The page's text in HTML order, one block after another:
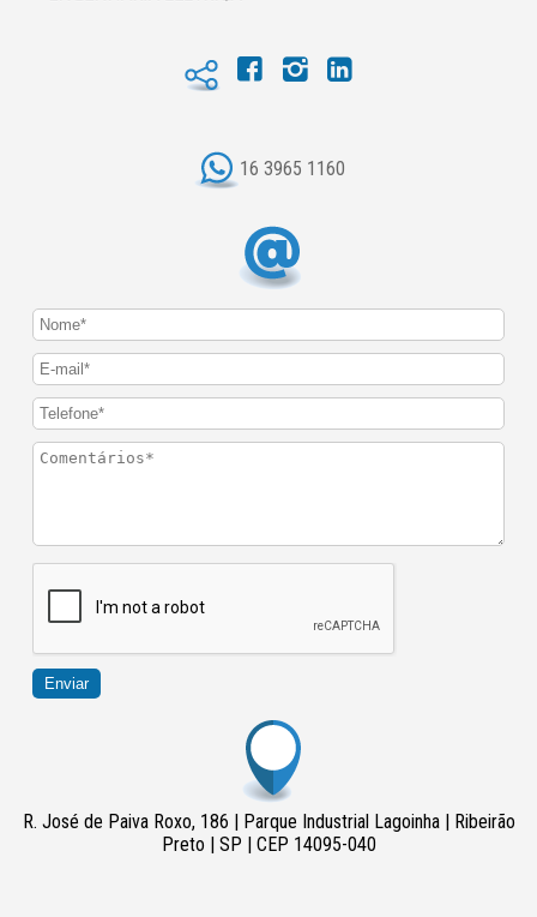
16 3965 1160
Enviar
R. José de Paiva Roxo, 186 | Parque Industrial Lagoinha | Ribeirão
Preto | SP | CEP 14095-040